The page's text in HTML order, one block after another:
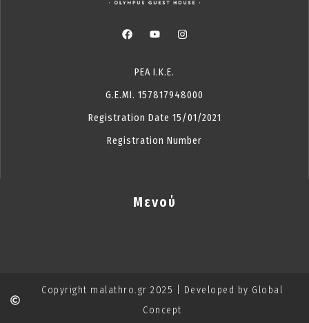
ΡΕΑ Ι.Κ.Ε.
G.E.MI. 157817948000
Registration Date 15/01/2021
Registration Number
Μενού
Copyright malathro.gr 2025 | Developed by Global
Concept